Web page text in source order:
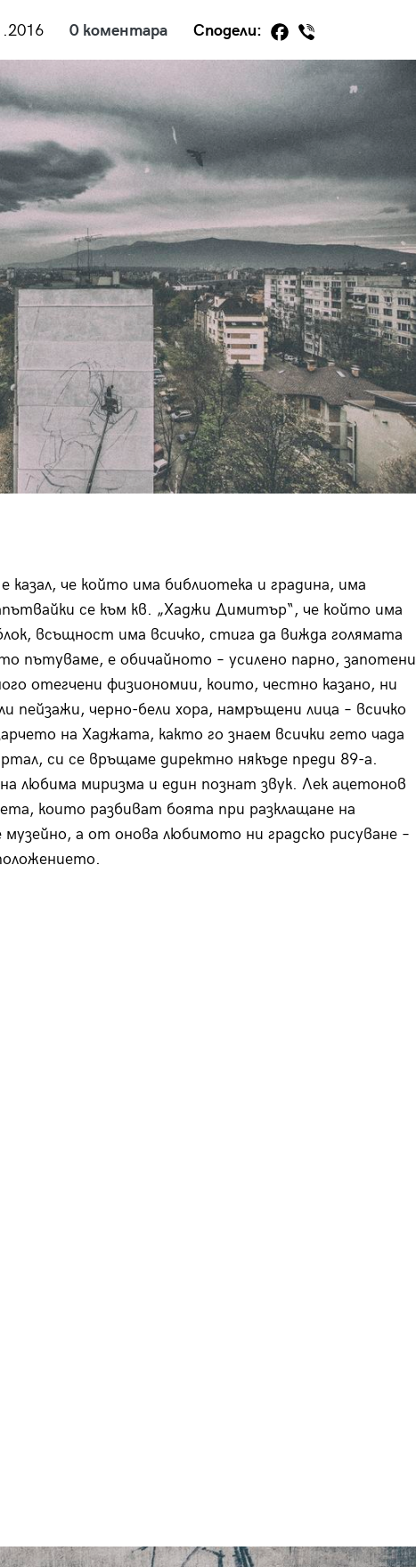
0 коментара Сподели:
че който има библиотека и градина, има
се към кв. „Хаджи Димитър“, че който има
всъщност има всичко, стига да вижда голямата
пътуваме, е обичайното – усилено парно, запотени
отегчени физиономии, които, честно казано, ни
пейзажи, черно-бели хора, намръщени лица – всичко
на Хаджата, както го знаем всички гето чада
си се връщаме директно някъде преди 89-а.
любима миризма и един познат звук. Лек ацетонов
които разбиват боята при разклащане на
а от онова любимото ни градско рисуване –
29/29